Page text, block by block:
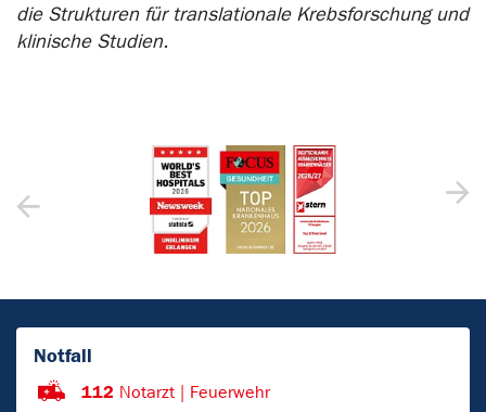
die Strukturen für translationale Krebsforschung und
klinische Studien.
Notfall
112 Notarzt | Feuerwehr